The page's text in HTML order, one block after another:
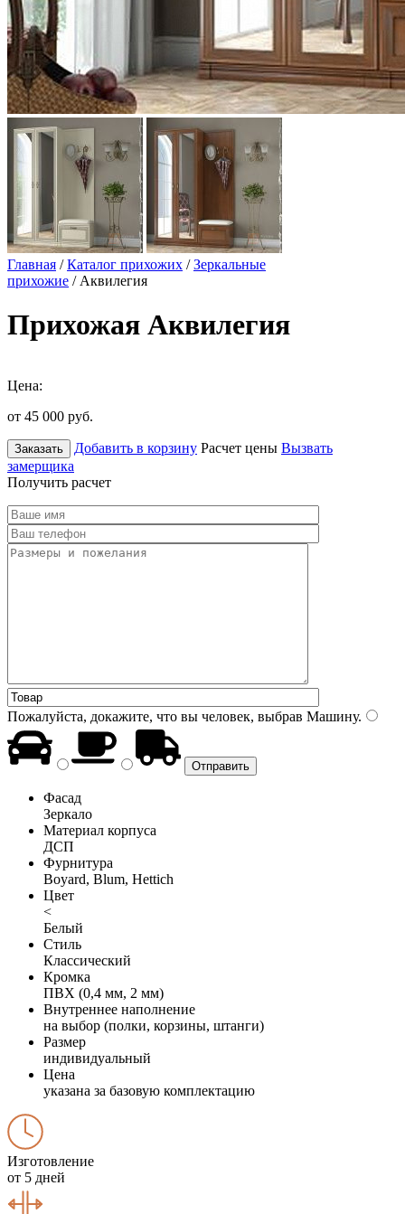
Главная /Каталог прихожих /Зеркальные
прихожие / Аквилегия
Прихожая Аквилегия
Цена:
от 45 000 руб.
Заказать Добавить в корзину Расчет цены Вызвать
замерщика
Получить расчет
Пожалуйста, докажите, что вы человек, выбрав Машину.
Фасад
Зеркало
Материал корпуса
ДСП
Фурнитура
Boyard, Blum, Hettich
Цвет
<
Белый
Стиль
Классический
Кромка
ПВХ (0,4 мм, 2 мм)
Внутреннее наполнение
на выбор (полки, корзины, штанги)
Размер
индивидуальный
Цена
указана за базовую комплектацию
Изготовление
от 5 дней